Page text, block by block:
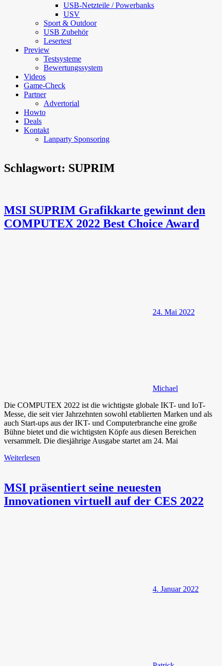
USB-Netzteile / Powerbanks
USV
Sport & Outdoor
USB Zubehör
Lesertest
Preview
Testsysteme
Bewertungssystem
Videos
Game-Check
Partner
Advertorial
Howto
Deals
Kontakt
Lanparty Sponsoring
Schlagwort: SUPRIM
MSI SUPRIM Grafikkarte gewinnt den
COMPUTEX 2022 Best Choice Award
24. Mai 2022
Michael
Die COMPUTEX 2022 ist die wichtigste globale IKT- und IoT-
Messe, die seit vier Jahrzehnten sowohl etablierten Marken und als
auch Start-ups aus der IKT- und Computerbranche eine große
Bühne bietet und die wichtigsten Köpfe aus diesen Bereichen
versammelt. Die diesjährige Ausgabe startet am 24. Mai
Weiterlesen
MSI präsentiert seine neuesten
Innovationen virtuell auf der CES 2022
4. Januar 2022